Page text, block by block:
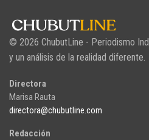
© 2026 ChubutLine - Periodismo
y un análisis de la realidad diferente.
Directora
Marisa Rauta
directora@chubutline.com
Redacción